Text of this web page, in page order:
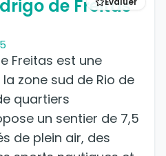
de Freitas
Freitas est une
zone sud de Rio de
quartiers
un sentier de 7,5
de plein air, des